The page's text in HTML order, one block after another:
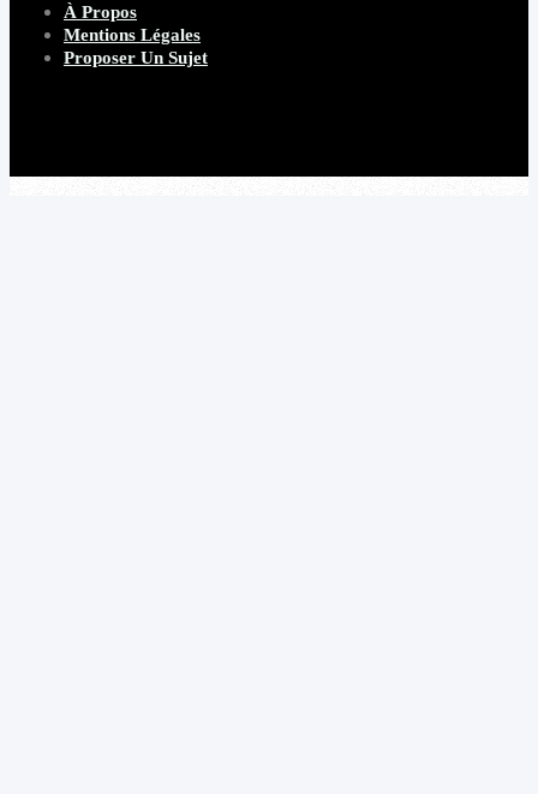
À Propos
Mentions Légales
Proposer Un Sujet